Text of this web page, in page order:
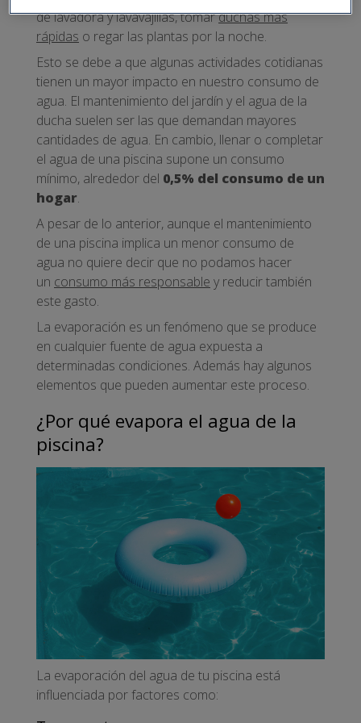
de lavadora y lavavajillas, tomarduchas más
rápidas o regar las plantas por la noche.
Esto se debe a que algunas actividades cotidianas
tienen un mayor impacto en nuestro consumo de
agua. El mantenimiento del jardín y el agua de la
ducha suelen ser las que demandan mayores
cantidades de agua. En cambio, llenar o completar
el agua de una piscina supone un consumo
mínimo, alrededor del 0,5% del consumo de un
hogar.
A pesar de lo anterior, aunque el mantenimiento
de una piscina implica un menor consumo de
agua no quiere decir que no podamos hacer
un consumo más responsable y reducir también
este gasto.
La evaporación es un fenómeno que se produce
en cualquier fuente de agua expuesta a
determinadas condiciones. Además hay algunos
elementos que pueden aumentar este proceso.
¿Por qué evapora el agua de la
piscina?
La evaporación del agua de tu piscina está
influenciada por factores como: